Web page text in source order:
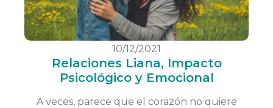
10/12/2021
Relaciones Liana, Impacto
Psicológico y Emocional
A veces, parece que el corazón no quiere